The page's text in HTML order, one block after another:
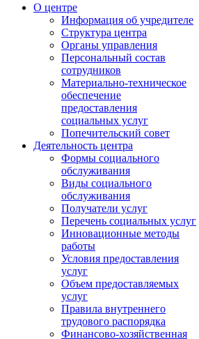
О центре
Информация об учредителе
Структура центра
Органы управления
Персональный состав
сотрудников
Материально-техническое
обеспечение
предоставления
социальных услуг
Попечительский совет
Деятельность центра
Формы социального
обслуживания
Виды социального
обслуживания
Получатели услуг
Перечень социальных услуг
Инновационные методы
работы
Условия предоставления
услуг
Объем предоставляемых
услуг
Правила внутреннего
трудового распорядка
Финансово-хозяйственная